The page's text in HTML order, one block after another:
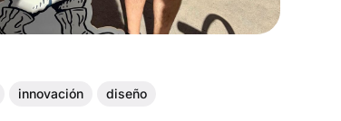
innovación diseño